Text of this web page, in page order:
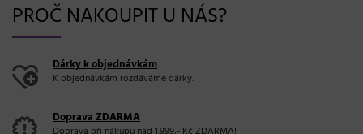
PROČ NAKOUPIT U NÁS?
Dárky k objednávkám
K objednávkám rozdáváme dárky.
Doprava ZDARMA